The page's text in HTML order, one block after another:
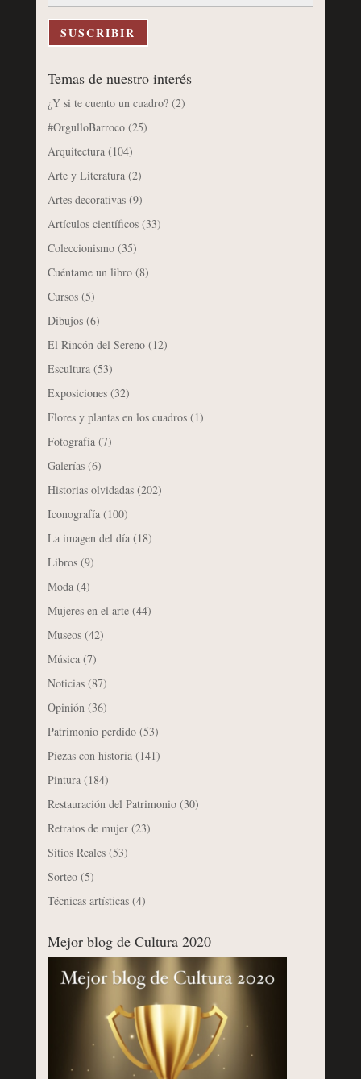
correo
electrónico
SUSCRIBIR
Temas de nuestro interés
¿Y si te cuento un cuadro?(2)
#OrgulloBarroco(25)
Arquitectura(104)
Arte y Literatura(2)
Artes decorativas(9)
Artículos científicos(33)
Coleccionismo(35)
Cuéntame un libro(8)
Cursos(5)
Dibujos(6)
El Rincón del Sereno(12)
Escultura(53)
Exposiciones(32)
Flores y plantas en los cuadros(1)
Fotografía(7)
Galerías(6)
Historias olvidadas(202)
Iconografía(100)
La imagen del día(18)
Libros(9)
Moda(4)
Mujeres en el arte(44)
Museos(42)
Música(7)
Noticias(87)
Opinión(36)
Patrimonio perdido(53)
Piezas con historia(141)
Pintura(184)
Restauración del Patrimonio(30)
Retratos de mujer(23)
Sitios Reales(53)
Sorteo(5)
Técnicas artísticas(4)
Mejor blog de Cultura 2020